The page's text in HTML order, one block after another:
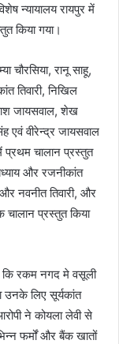
न्यायालय रायपुर में
किया गया।
चौरसिया, रानू साहू,
तिवारी, निखिल
जायसवाल, शेख
एवं वीरेन्द्र जायसवाल
चालान प्रस्तुत
और रजनीकांत
नवनीत तिवारी, और
प्रस्तुत किया
कि रकम नगद मे वसूली
उनके लिए सूर्यकांत
ने कोयला लेवी से
फर्मों और बैंक खातों